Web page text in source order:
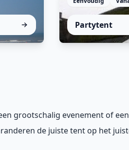
Snel opgezet,
tuinfeesten,
Partytent
grootschalig evenement of
de juiste tent op het